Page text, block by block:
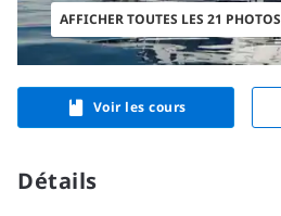
AFFICHER TOUTES LES 21 PHOTOS
Voir les cours
Détails